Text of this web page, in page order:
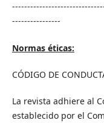
----------------
Normas éticas:
CÓDIGO DE
La revista adhiere al
establecido por el